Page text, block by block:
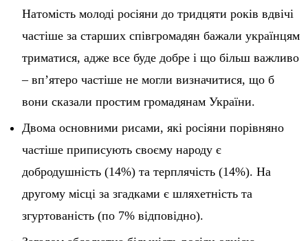
Натомість молоді росіяни до тридцяти років вдвічі
частіше за старших співгромадян бажали українцям
триматися, адже все буде добре і що більш важливо
– вп’ятеро частіше не могли визначитися, що б
вони сказали простим громадянам України.
Двома основними рисами, які росіяни порівняно
частіше приписують своєму народу є
добродушність (14%) та терплячість (14%). На
другому місці за згадками є шляхетність та
згуртованість (по 7% відповідно).